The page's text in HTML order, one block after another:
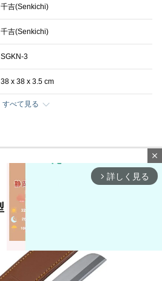
千吉(Senkichi)
千吉(Senkichi)
SGKN-3
38 x 38 x 3.5 cm
すべて見る
150mm SGKN-2
close
arrow_forward_ios 詳しく見る